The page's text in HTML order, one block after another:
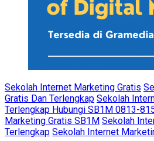
Sekolah Internet Marketing Gratis
Gratis Dan Terlengkap Sekolah
Terlengkap Hubungi SB1M 0813-
Marketing Gratis SB1M Sekolah
Terlengkap Sekolah Internet